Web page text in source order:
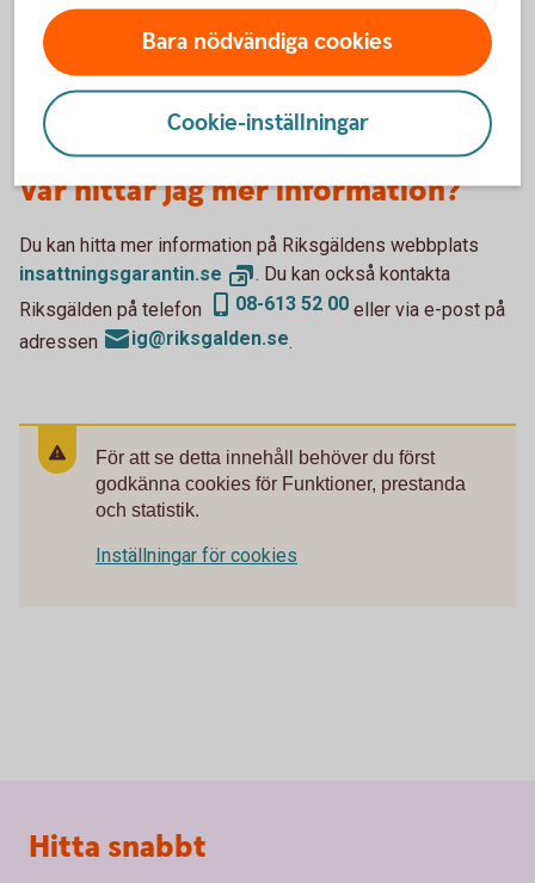
insättningarna avser medel som kan ge rätt till
tilläggsbelopp. En sådan ansökan kan skickas in till
Riksgälden först efter att ett ersättningsfall har inträffat.
Var hittar jag mer information?
Du kan hitta mer information på Riksgäldens webbplats
insattningsgarantin.se
. Du kan också kontakta
Riksgälden på telefon
08-613 52 00 eller via e-post på
adressen
ig@riksgalden.se.
För att se detta innehåll behöver du först
godkänna cookies för Funktioner, prestanda
och statistik.
Inställningar för cookies
Bara nödvändiga cookies
Cookie-inställningar
Sidfot
Hitta snabbt